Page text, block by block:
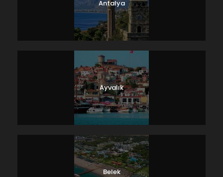
Antalya
Ayvalık
Belek